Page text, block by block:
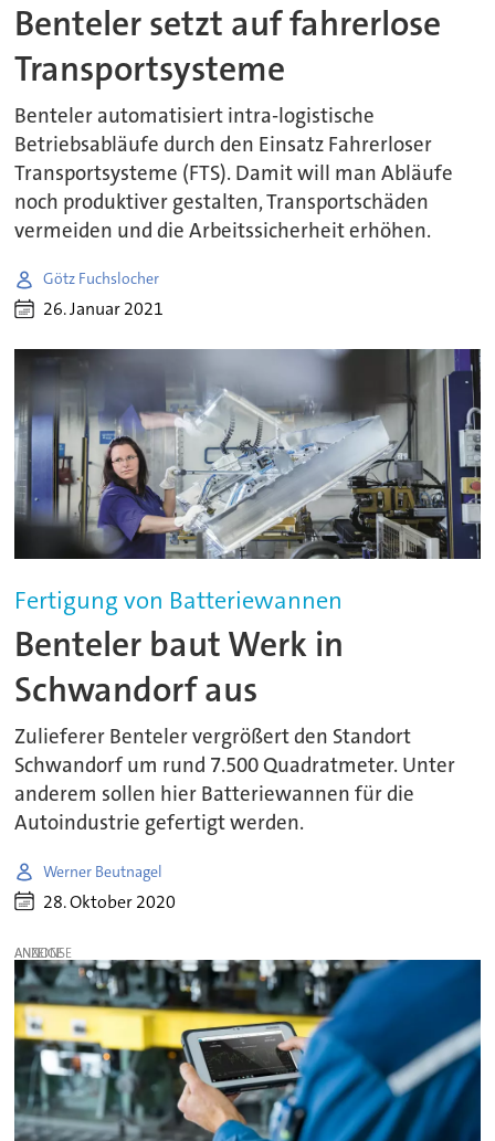
Benteler setzt auf fahrerlose
Transportsysteme
Benteler automatisiert intra-logistische
Betriebsabläufe durch den Einsatz Fahrerloser
Transportsysteme (FTS). Damit will man Abläufe
noch produktiver gestalten, Transportschäden
vermeiden und die Arbeitssicherheit erhöhen.
Götz Fuchslocher
26. Januar 2021
Fertigung von Batteriewannen
Benteler baut Werk in
Schwandorf aus
Zulieferer Benteler vergrößert den Standort
Schwandorf um rund 7.500 Quadratmeter. Unter
anderem sollen hier Batteriewannen für die
Autoindustrie gefertigt werden.
Werner Beutnagel
28. Oktober 2020
ANZEIGE